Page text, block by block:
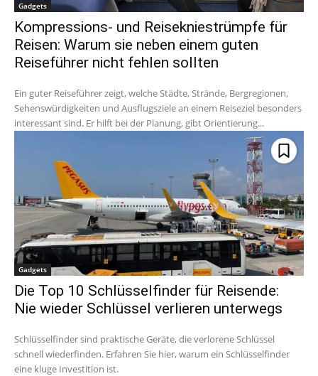
Gadgets
Kompressions- und Reisekniestrümpfe für
Reisen: Warum sie neben einem guten
Reiseführer nicht fehlen sollten
Ein guter Reiseführer zeigt, welche Städte, Strände, Bergregionen,
Sehenswürdigkeiten und Ausflugsziele an einem Reiseziel besonders
interessant sind. Er hilft bei der Planung, gibt Orientierung...
Gadgets
Die Top 10 Schlüsselfinder für Reisende:
Nie wieder Schlüssel verlieren unterwegs
Schlüsselfinder sind praktische Geräte, die verlorene Schlüssel
schnell wiederfinden. Erfahren Sie hier, warum ein Schlüsselfinder
eine kluge Investition ist.